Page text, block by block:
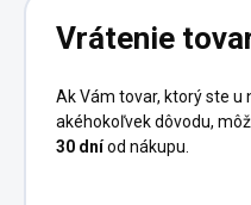
Vrátenie
Ak Vám tovar, ktorý ste u
akéhokoľvek dôvodu,
30 dníod nákupu.